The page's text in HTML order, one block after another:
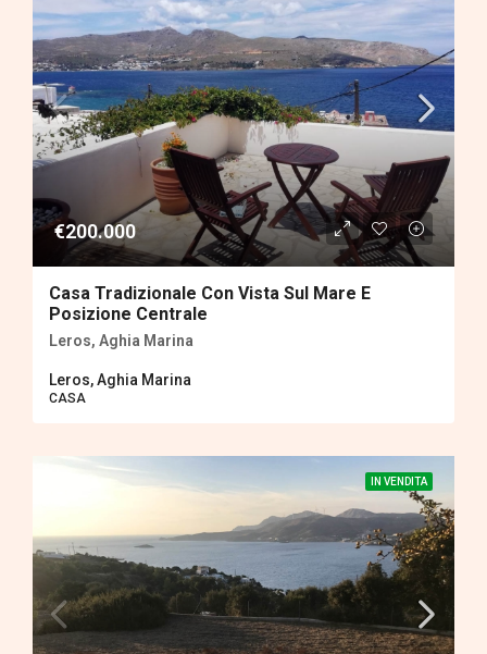
€200.000
Casa Tradizionale Con Vista Sul Mare E
Posizione Centrale
Leros, Aghia Marina
Leros, Aghia Marina
CASA
IN VENDITA